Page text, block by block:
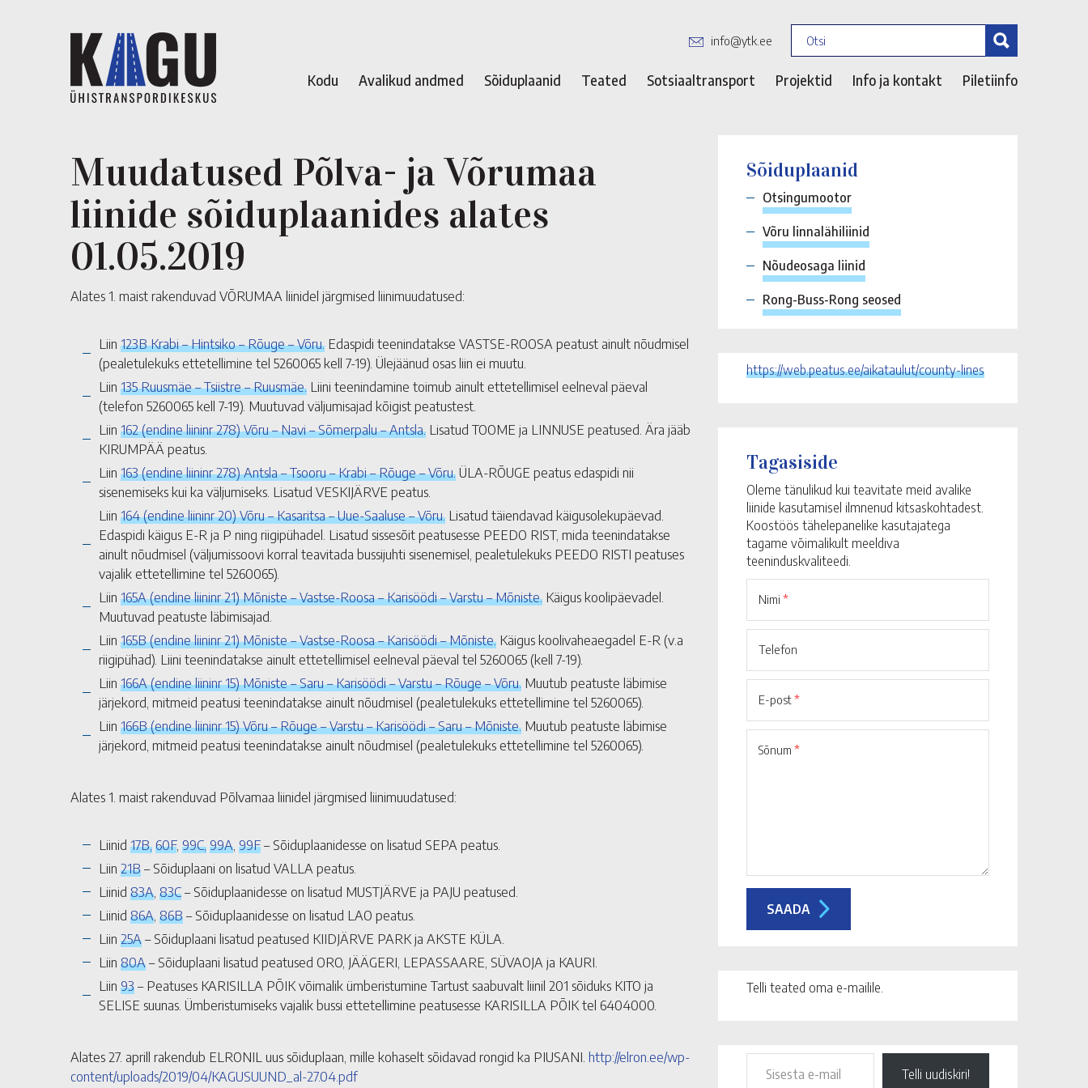
info@ytk.ee
Kodu Avalikud andmed Sõiduplaanid Teated Sotsiaaltransport Projektid Info ja kontakt Piletiinfo
Muudatused Põlva- ja Võrumaa
liinide sõiduplaanides alates
01.05.2019
Alates 1. maist rakenduvad VÕRUMAA liinidel järgmised liinimuudatused:
Liin 123B Krabi – Hintsiko – Rõuge – Võru. Edaspidi teenindatakse VASTSE-ROOSA peatust ainult nõudmisel
(pealetulekuks ettetellimine tel 5260065 kell 7-19). Ülejäänud osas liin ei muutu.
Liin 135 Ruusmäe – Tsiistre – Ruusmäe. Liini teenindamine toimub ainult ettetellimisel eelneval päeval
(telefon 5260065 kell 7-19). Muutuvad väljumisajad kõigist peatustest.
Liin 162 (endine liininr 278) Võru – Navi – Sõmerpalu – Antsla. Lisatud TOOME ja LINNUSE peatused. Ära jääb
KIRUMPÄÄ peatus.
Liin 163 (endine liininr 278) Antsla – Tsooru – Krabi – Rõuge – Võru. ÜLA-RÕUGE peatus edaspidi nii
sisenemiseks kui ka väljumiseks. Lisatud VESKIJÄRVE peatus.
Liin 164 (endine liininr 20) Võru – Kasaritsa – Uue-Saaluse – Võru. Lisatud täiendavad käigusolekupäevad.
Edaspidi käigus E-R ja P ning riigipühadel. Lisatud sissesõit peatusesse PEEDO RIST, mida teenindatakse
ainult nõudmisel (väljumissoovi korral teavitada bussijuhti sisenemisel, pealetulekuks PEEDO RISTI peatuses
vajalik ettetellimine tel 5260065).
Liin 165A (endine liininr 21) Mõniste – Vastse-Roosa – Karisöödi – Varstu – Mõniste. Käigus koolipäevadel.
Muutuvad peatuste läbimisajad.
Liin 165B (endine liininr 21) Mõniste – Vastse-Roosa – Karisöödi – Mõniste. Käigus koolivaheaegadel E-R (v.a
riigipühad). Liini teenindatakse ainult ettetellimisel eelneval päeval tel 5260065 (kell 7-19).
Liin 166A (endine liininr 15) Mõniste – Saru – Karisöödi – Varstu – Rõuge – Võru. Muutub peatuste läbimise
järjekord, mitmeid peatusi teenindatakse ainult nõudmisel (pealetulekuks ettetellimine tel 5260065).
Liin 166B (endine liininr 15) Võru – Rõuge – Varstu – Karisöödi – Saru – Mõniste. Muutub peatuste läbimise
järjekord, mitmeid peatusi teenindatakse ainult nõudmisel (pealetulekuks ettetellimine tel 5260065).
Alates 1. maist rakenduvad Põlvamaa liinidel järgmised liinimuudatused:
Liinid 17B,60F, 99C,99A 99F– Sõiduplaanidesse on lisatud SEPA peatus.
Liin 21B– Sõiduplaani on lisatud VALLA peatus.
Liinid 83A 83C– Sõiduplaanidesse on lisatud MUSTJÄRVE ja PAJU peatused.
Liinid 86A 86B– Sõiduplaanidesse on lisatud LAO peatus.
Liin 25A– Sõiduplaani lisatud peatused KIIDJÄRVE PARK ja AKSTE KÜLA.
Liin 80A– Sõiduplaani lisatud peatused ORO, JÄÄGERI, LEPASSAARE, SÜVAOJA ja KAURI.
Liin 93– Peatuses KARISILLA PÕIK võimalik ümberistumine Tartust saabuvalt liinil 201 sõiduks KITO ja
SELISE suunas. Ümberistumiseks vajalik bussi ettetellimine peatusesse KARISILLA PÕIK tel 6404000.
Alates 27. aprill rakendub ELRONIL uus sõiduplaan, mille kohaselt sõidavad rongid ka PIUSANI. http://elron.ee/wp-
content/uploads/2019/04/KAGUSUUND_al-27.04.pdf
Sõiduplaanid
Otsingumootor
Võru linnalähiliinid
Nõudeosaga liinid
Rong-Buss-Rong seosed
https://web.peatus.ee/aikataulut/county-lines
Tagasiside
Oleme tänulikud kui teavitate meid avalike
liinide kasutamisel ilmnenud kitsaskohtadest.
Koostöös tähelepanelike kasutajatega
tagame võimalikult meeldiva
teeninduskvaliteedi.
Nimi *
Telefon
E-post*
Sõnum *
Telli teated oma e-mailile.
Telli uudiskiri!